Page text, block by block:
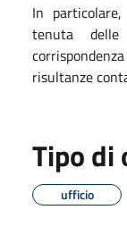
In particolare,
tenuta
risultanze
Tipo di
ufficio